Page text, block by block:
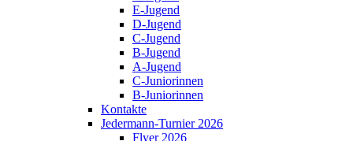
E-Jugend
D-Jugend
C-Jugend
B-Jugend
A-Jugend
C-Juniorinnen
B-Juniorinnen
Kontakte
Jedermann-Turnier 2026
Flyer 2026